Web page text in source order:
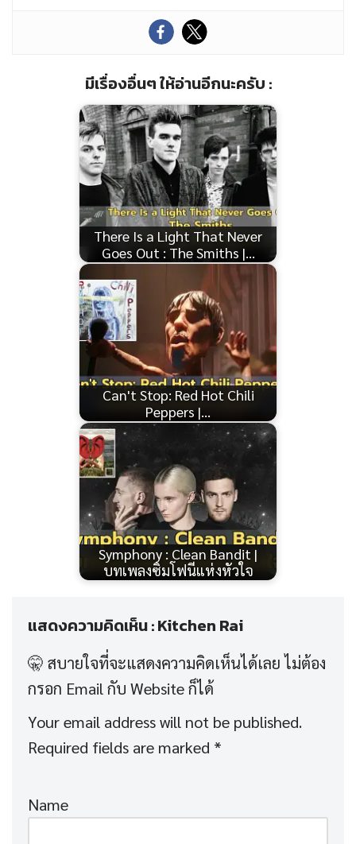
มีเรื่องอื่นๆ ให้อ่านอีกนะครับ :
There Is a Light That Never
Goes Out : The Smiths |…
Can't Stop: Red Hot Chili
Peppers |…
Symphony : Clean Bandit |
บทเพลงซิมโฟนีแห่งหัวใจ
แสดงความคิดเห็น : Kitchen Rai
Your email address will not be published.
Required fields are marked *
Name